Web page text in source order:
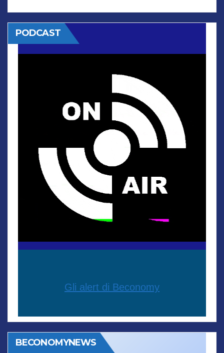
PODCAST
Gli alert di Beconomy
BECONOMYNEWS